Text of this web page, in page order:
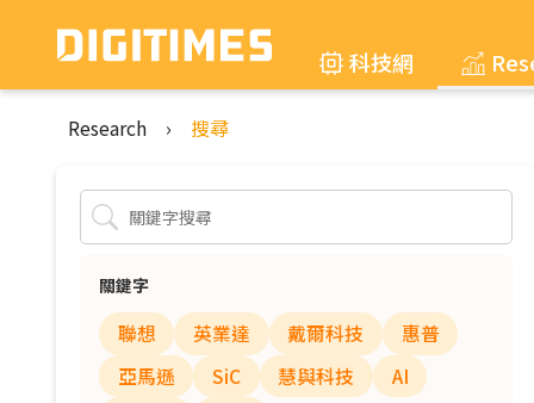
科技網
Research › 搜尋
關鍵字
聯想 英業達 戴爾科技
惠普
亞馬遜
SiC 慧與科技
AI